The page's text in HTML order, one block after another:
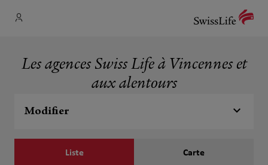
Les agences Swiss Life à Vincennes et
aux alentours
Modifier
Liste Carte